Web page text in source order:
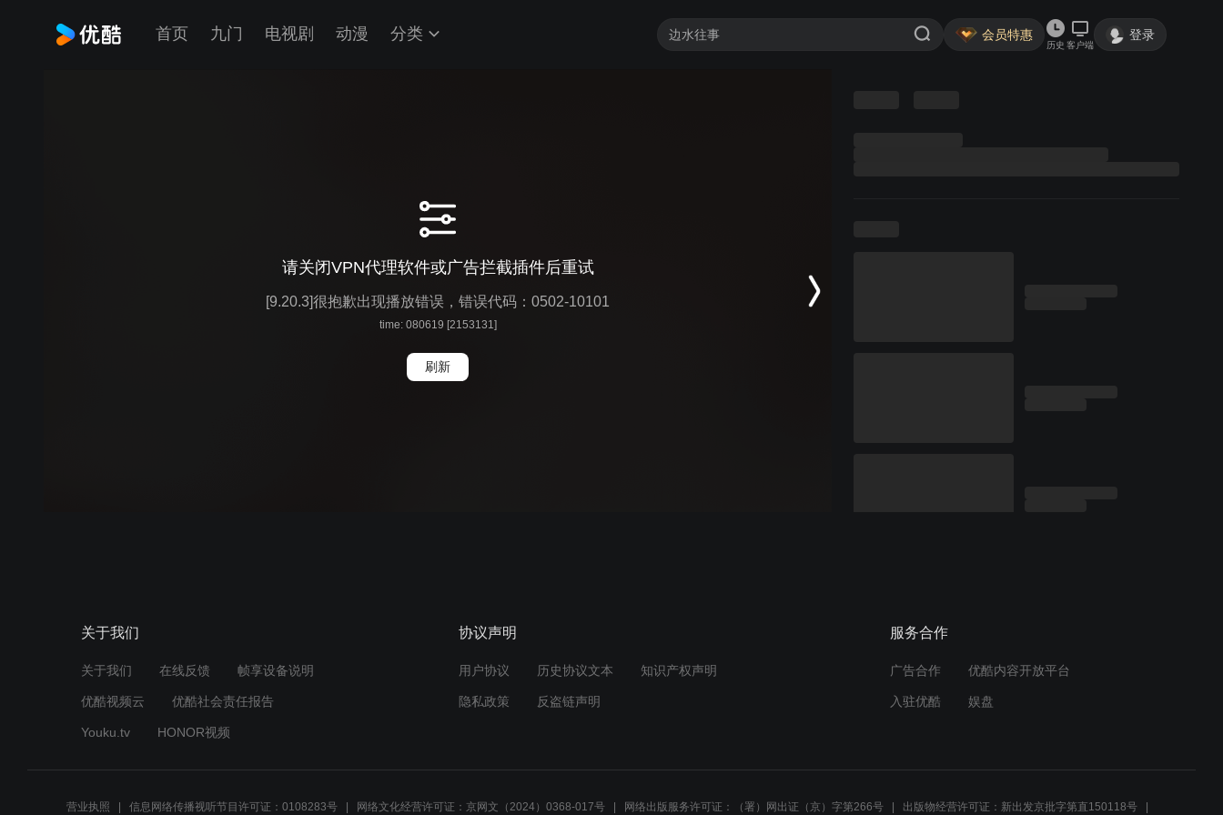
首页 九门 电视剧 动漫 分类 会员特惠
历史 客户端
登录
请关闭VPN代理软件或广告拦截插件后重试
[9.20.3]很抱歉出现播放错误，错误代码：0502-10101
time: 080619 [2153131]
刷新
关于我们
关于我们 在线反馈 帧享设备说明
优酷视频云 优酷社会责任报告
Youku.tv HONOR视频
协议声明
用户协议 历史协议文本 知识产权声明
隐私政策 反盗链声明
服务合作
广告合作 优酷内容开放平台
入驻优酷 娱盘
营业执照 信息网络传播视听节目许可证：0108283号 网络文化经营许可证：京网文（2024）0368-017号 网络出版服务许可证：（署）网出证（京）字第266号 出版物经营许可证：新出发京批字第直150118号